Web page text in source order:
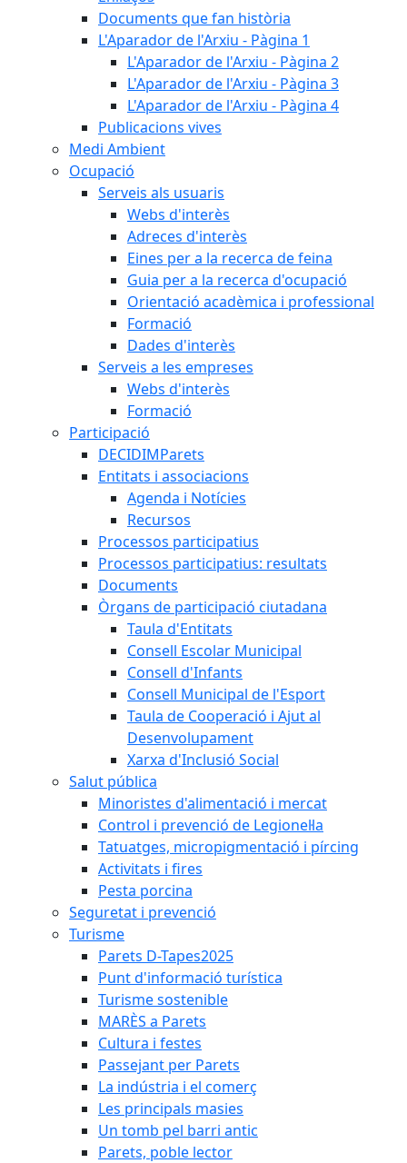
Documents que fan història
L'Aparador de l'Arxiu - Pàgina 1
L'Aparador de l'Arxiu - Pàgina 2
L'Aparador de l'Arxiu - Pàgina 3
L'Aparador de l'Arxiu - Pàgina 4
Publicacions vives
Medi Ambient
Ocupació
Serveis als usuaris
Webs d'interès
Adreces d'interès
Eines per a la recerca de feina
Guia per a la recerca d'ocupació
Orientació acadèmica i professional
Formació
Dades d'interès
Serveis a les empreses
Webs d'interès
Formació
Participació
DECIDIMParets
Entitats i associacions
Agenda i Notícies
Recursos
Processos participatius
Processos participatius: resultats
Documents
Òrgans de participació ciutadana
Taula d'Entitats
Consell Escolar Municipal
Consell d'Infants
Consell Municipal de l'Esport
Taula de Cooperació i Ajut al
Desenvolupament
Xarxa d'Inclusió Social
Salut pública
Minoristes d'alimentació i mercat
Control i prevenció de Legionel·la
Tatuatges, micropigmentació i pírcing
Activitats i fires
Pesta porcina
Seguretat i prevenció
Turisme
Parets D-Tapes2025
Punt d'informació turística
Turisme sostenible
MARÈS a Parets
Cultura i festes
Passejant per Parets
La indústria i el comerç
Les principals masies
Un tomb pel barri antic
Parets, poble lector